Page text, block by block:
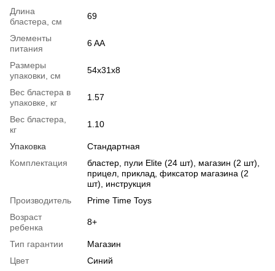
Длина
бластера, см
69
Элементы
питания
6 AA
Размеры
упаковки, см
54x31x8
Вес бластера в
упаковке, кг
1.57
Вес бластера,
кг
1.10
Упаковка
Стандартная
Комплектация
бластер, пули Elite (24 шт), магазин (2 шт),
прицел, приклад, фиксатор магазина (2
шт), инструкция
Производитель
Prime Time Toys
Возраст
ребенка
8+
Тип гарантии
Магазин
Цвет
Синий